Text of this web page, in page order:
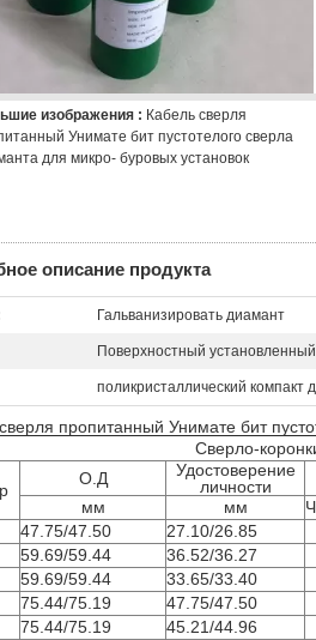
изображения : Кабель сверля
Унимате бит пустотелого сверла
для микро- буровых установок
описание продукта
Гальванизировать диамант
Поверхностный
поликристаллический компакт
пропитанный Унимате бит
Сверло-
О.Д
Удостоверение
личности
мм
мм
47.75/47.50 27.10/26.85
59.69/59.44 36.52/36.27
59.69/59.44 33.65/33.40
75.44/75.19 47.75/47.50
75.44/75.19 45.21/44.96